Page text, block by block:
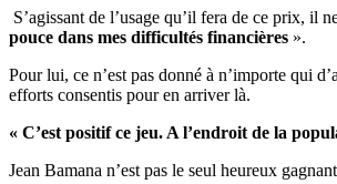
S’agissant de l’usage qu’il fera de ce prix, il
pouce dans mes difficultés financières ».
Pour lui, ce n’est pas donné à n’importe qui
efforts consentis pour en arriver là.
« C’est positif ce jeu. A l’endroit de la
Jean Bamana n’est pas le seul heureux